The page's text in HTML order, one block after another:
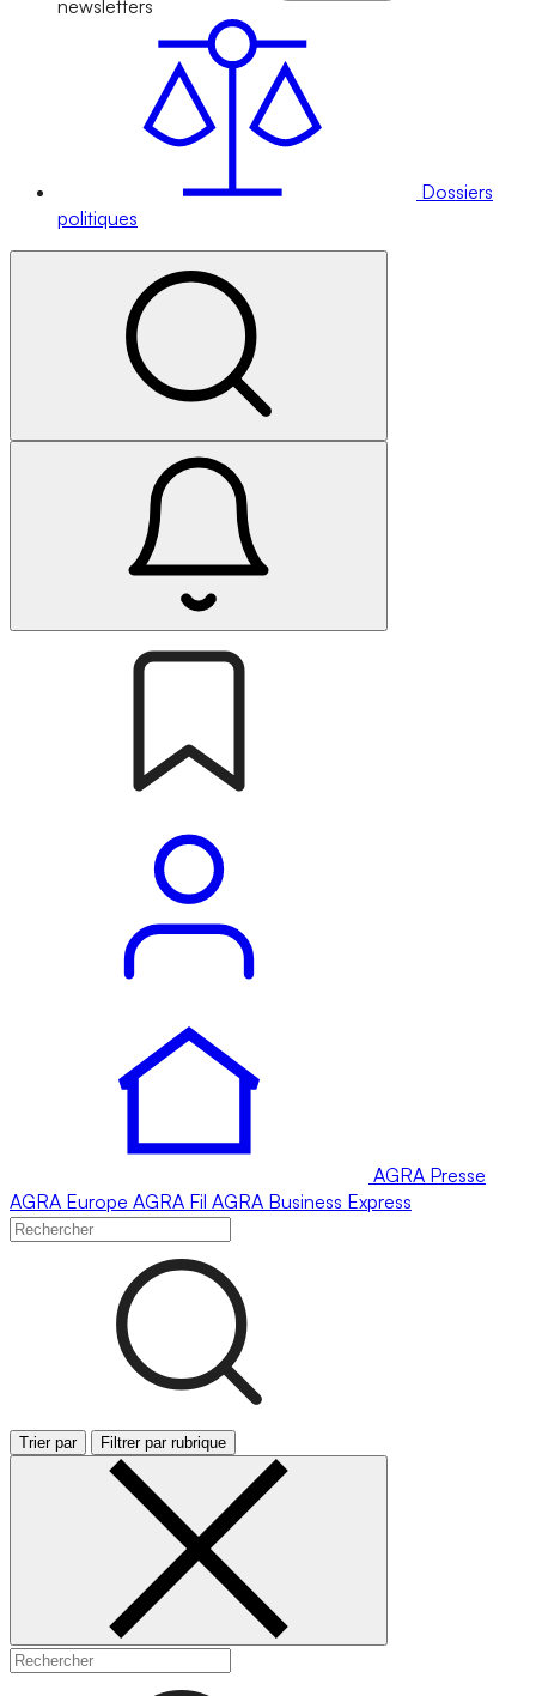
newsletters
Dossiers
politiques
AGRA Presse
AGRA Europe AGRA Fil AGRA Business Express
Trier par Filtrer par rubrique